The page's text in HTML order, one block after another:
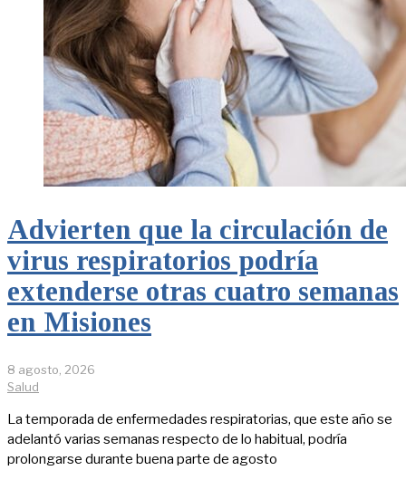
Advierten que la circulación de
virus respiratorios podría
extenderse otras cuatro semanas
en Misiones
8 agosto, 2026
Salud
La temporada de enfermedades respiratorias, que este año se
adelantó varias semanas respecto de lo habitual, podría
prolongarse durante buena parte de agosto